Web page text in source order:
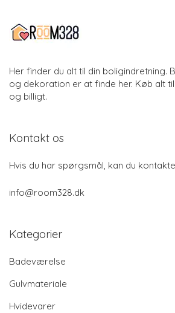
Her finder du alt til din boligindretning.
og dekoration er at finde her. Køb alt
og billigt.
Kontakt os
Hvis du har spørgsmål, kan du
info@room328.dk
Kategorier
Badeværelse
Gulvmateriale
Hvidevarer